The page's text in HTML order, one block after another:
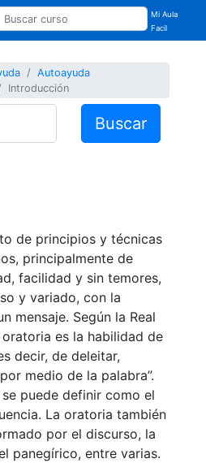
Mi Aula
Facil
Autoayuda
Introducción
Buscar
de principios y técnicas
principalmente de
facilidad y sin temores,
y variado, con la
mensaje. Según la Real
oratoria es la habilidad de
decir, de deleitar,
medio de la palabra”.
puede definir como el
La oratoria también
por el discurso, la
panegírico, entre varias.